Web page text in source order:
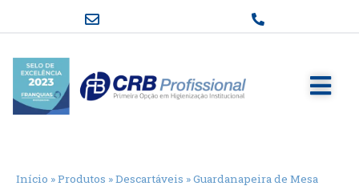
Início »Produtos »Descartáveis »Guardanapeira de Mesa